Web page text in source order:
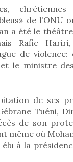
chrétiennes
de l’ONU
a été le
Rafic
de violence:
le ministre
de ses
Tuéni,
de son
même où
à la